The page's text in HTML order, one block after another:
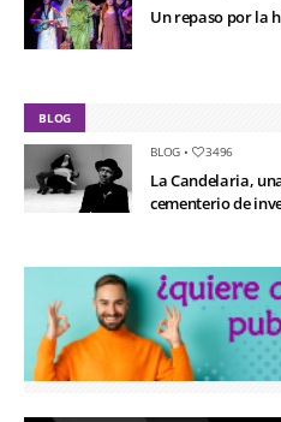
Un repaso por la
BLOG
BLOG • 3496
La Candelaria,
cementerio de